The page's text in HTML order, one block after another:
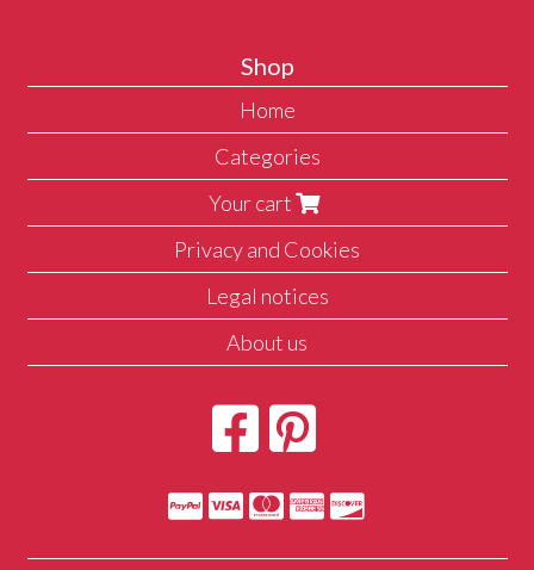
Shop
Home
Categories
Your cart
Privacy and Cookies
Legal notices
About us